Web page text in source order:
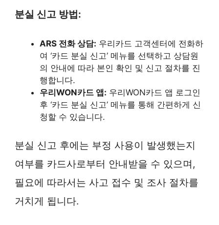
분실 신고 방법:
ARS 전화 상담: 우리카드 고객센터에 전화하
여 ‘카드 분실 신고’ 메뉴를 선택하고 상담원
의 안내에 따라 본인 확인 및 신고 절차를 진
행합니다.
우리WON카드 앱: 우리WON카드 앱 로그인
후 ‘카드 분실 신고’ 메뉴를 통해 간편하게 신
청할 수 있습니다.
분실 신고 후에는 부정 사용이 발생했는지
여부를 카드사로부터 안내받을 수 있으며,
필요에 따라서는 사고 접수 및 조사 절차를
거치게 됩니다.